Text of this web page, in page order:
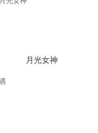
月光女神